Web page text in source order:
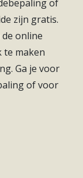
Utrecht, is
en ook
polders en
bij de boer,
de slager om
je leuke
een bekende
ben je zo
of
zijn gratis.
online
te maken
Ga je voor
of voor